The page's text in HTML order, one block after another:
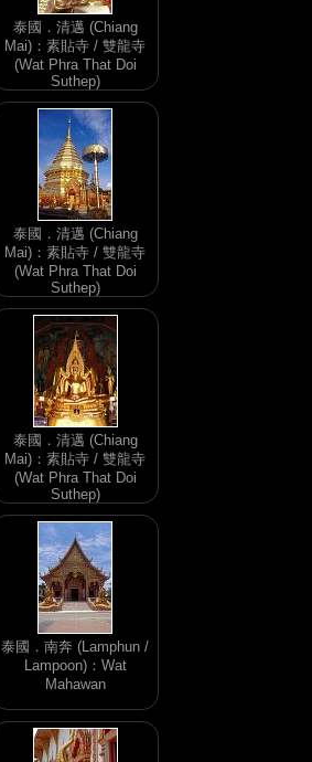
泰國．清邁 (Chiang
Mai)：素貼寺 / 雙龍寺
(Wat Phra That Doi
Suthep)
泰國．清邁 (Chiang
Mai)：素貼寺 / 雙龍寺
(Wat Phra That Doi
Suthep)
泰國．清邁 (Chiang
Mai)：素貼寺 / 雙龍寺
(Wat Phra That Doi
Suthep)
泰國．南奔 (Lamphun /
Lampoon)：Wat
Mahawan